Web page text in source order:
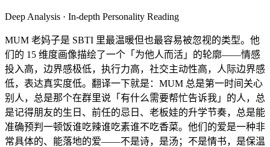
Deep Analysis · In-depth Personality Reading
MUM 老妈子是 SBTI 里最温暖但也最容易被忽视的类型。他
们的 15 维度画像描绘了一个「为他人而活」的轮廓——情感
投入高，边界感极低，执行力高，社交主动性高，人际边界感
低，表达真实度低。翻译一下就是：MUM 总是第一时间关心
别人，总是那个在群里说「有什么需要帮忙告诉我」的人，总
是记得朋友的生日、前任的忌日、老板娃的升学节奏，总是能
准确预判一顿饭谁吃辣谁吃素谁不吃香菜。他们的爱是一种非
常具体的、能落地的爱——不是诗，是汤；不是情书，是保温